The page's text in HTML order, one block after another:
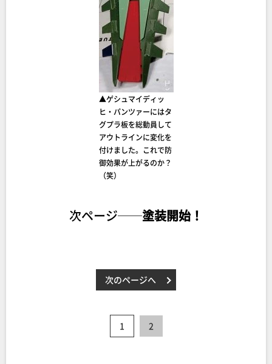
▲ゲシュマイディッ
ヒ・パンツァーにはタ
グプラ板を総動員して
アウトラインに変化を
付けました。これで防
御効果が上がるのか？
（笑）
次ページ──塗装開始！
次のページへ
1 2